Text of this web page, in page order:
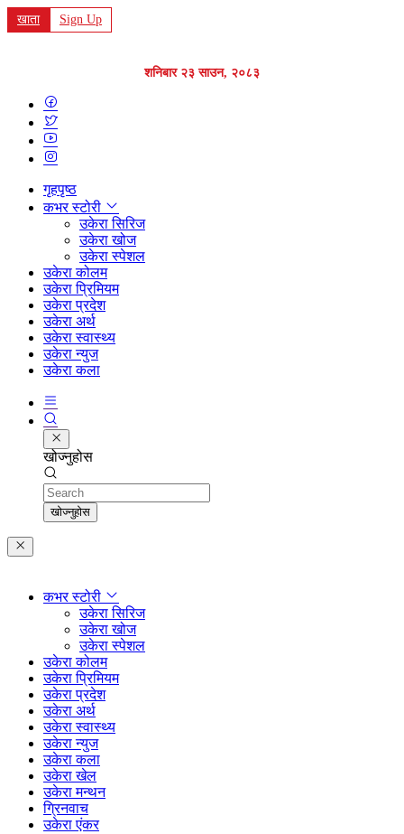
खाता Sign Up
शनिबार २३ साउन, २०८३
गृहपृष्ठ
कभर स्टोरी
उकेरा सिरिज
उकेरा खोज
उकेरा स्पेशल
उकेरा कोलम
उकेरा प्रिमियम
उकेरा प्रदेश
उकेरा अर्थ
उकेरा स्वास्थ्य
उकेरा न्युज
उकेरा कला
खोज्नुहोस
Search
खोज्नुहोस
कभर स्टोरी
उकेरा सिरिज
उकेरा खोज
उकेरा स्पेशल
उकेरा कोलम
उकेरा प्रिमियम
उकेरा प्रदेश
उकेरा अर्थ
उकेरा स्वास्थ्य
उकेरा न्युज
उकेरा कला
उकेरा खेल
उकेरा मन्थन
ग्रिनवाच
उकेरा एंकर